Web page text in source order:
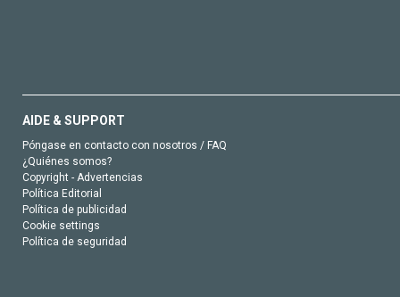
AIDE & SUPPORT
Póngase en contacto con nosotros / FAQ
¿Quiénes somos?
Copyright - Advertencias
Política Editorial
Política de publicidad
Cookie settings
Política de seguridad